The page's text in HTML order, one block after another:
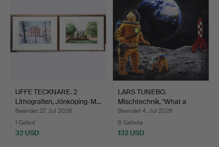
UFFE TECKNARE. 2
Lithografien, Jönköping-M…
Beendet 27. Jul 2026
1 Gebot
32 USD
LARS TUNEBO.
Mischtechnik, "What a
view", …
Beendet 4. Jul 2026
8 Gebote
132 USD